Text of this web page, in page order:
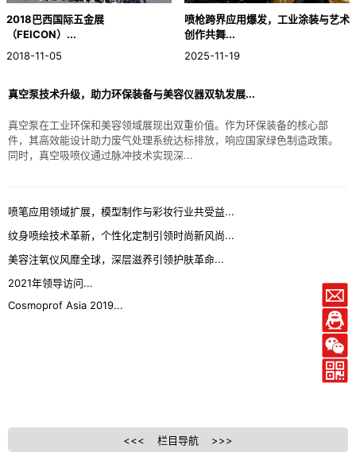
2018巴西国际五金展
（FEICON）...
2018-11-05
喷枪跨界应用爆发，工业涂装与艺术
创作共舞...
2025-11-19
真空泵技术升级，助力环保装备与美容仪器双轨发展...
真空泵在工业环保和美容领域展现出双重价值。作为环保装备的核心部
件，其高效能设计助力废气处理系统达标排放，响应国家绿色制造政策。
同时，真空吸喷仪通过脉冲技术实现深...
喷笔应用领域扩展，模型制作与彩妆行业共受益...
纹身喷绘技术革新，个性化定制引领时尚新风尚...
美容注氧仪风靡全球，深层滋养引领护肤革命...
2021年领导访问...
Cosmoprof Asia 2019...
<<< 栏目导航 >>>